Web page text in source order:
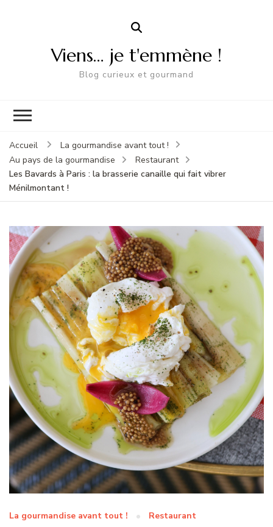
Viens… je t'emmène !
Blog curieux et gourmand
Accueil
La gourmandise avant tout !
Au pays de la gourmandise
Restaurant
Les Bavards à Paris : la brasserie canaille qui fait vibrer
Ménilmontant !
La gourmandise avant tout ! Restaurant